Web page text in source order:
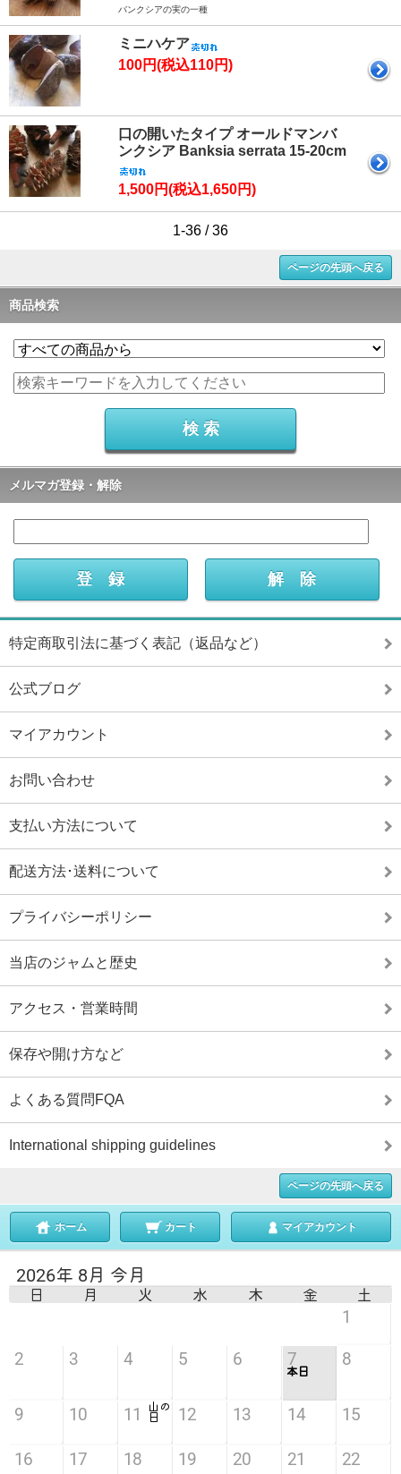
バンクシアの実の一種
ミニハケア
100円(税込110円)
口の開いたタイプ オールドマンバ
ンクシア Banksia serrata 15-20cm
1,500円(税込1,650円)
1-36 / 36
ページの先頭へ戻る
商品検索
メルマガ登録・解除
特定商取引法に基づく表記（返品など）
公式ブログ
マイアカウント
お問い合わせ
支払い方法について
配送方法･送料について
プライバシーポリシー
当店のジャムと歴史
アクセス・営業時間
保存や開け方など
よくある質問FQA
International shipping guidelines
ページの先頭へ戻る
ホーム カート マイアカウント